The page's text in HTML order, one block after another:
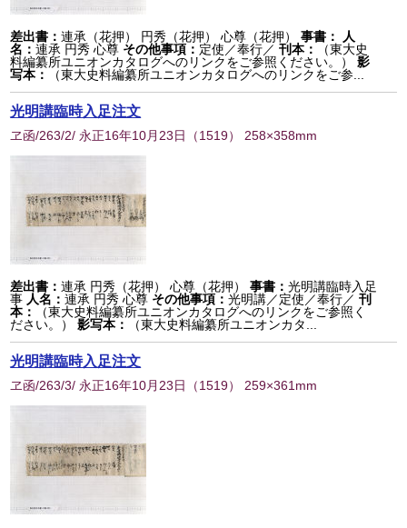
差出書：連承（花押） 円秀（花押） 心尊（花押） 事書：
人
名：連承 円秀 心尊 その他事項： 定使／奉行／刊本：
（東大史
料編纂所ユニオンカタログへのリンクをご参照ください。）
影
写本：
（東大史料編纂所ユニオンカタログへのリンクをご参...
光明講臨時入足注文
ヱ函/263/2/ 永正16年10月23日 （1519） 258×358mm
差出書：連承 円秀（花押） 心尊（花押） 事書：光明講臨時入足
事 人名：連承 円秀 心尊 その他事項：光明講／定使／奉行／刊
本：
（東大史料編纂所ユニオンカタログへのリンクをご参照く
ださい。）
影写本： （東大史料編纂所ユニオンカタ...
光明講臨時入足注文
ヱ函/263/3/ 永正16年10月23日 （1519） 259×361mm